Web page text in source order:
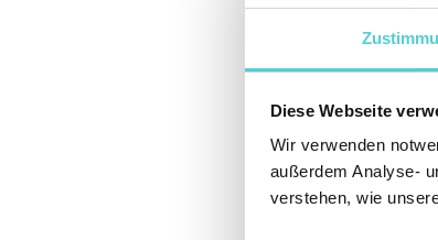
Diese Webseite
Wir verwenden
außerdem Analyse-
verstehen, wie
So
Legen
Sie